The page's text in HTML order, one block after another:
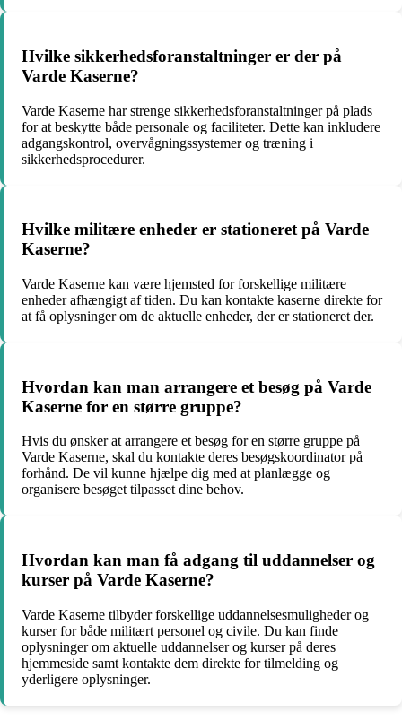
Hvilke sikkerhedsforanstaltninger er der på
Varde Kaserne?
Varde Kaserne har strenge sikkerhedsforanstaltninger på plads
for at beskytte både personale og faciliteter. Dette kan inkludere
adgangskontrol, overvågningssystemer og træning i
sikkerhedsprocedurer.
Hvilke militære enheder er stationeret på Varde
Kaserne?
Varde Kaserne kan være hjemsted for forskellige militære
enheder afhængigt af tiden. Du kan kontakte kaserne direkte for
at få oplysninger om de aktuelle enheder, der er stationeret der.
Hvordan kan man arrangere et besøg på Varde
Kaserne for en større gruppe?
Hvis du ønsker at arrangere et besøg for en større gruppe på
Varde Kaserne, skal du kontakte deres besøgskoordinator på
forhånd. De vil kunne hjælpe dig med at planlægge og
organisere besøget tilpasset dine behov.
Hvordan kan man få adgang til uddannelser og
kurser på Varde Kaserne?
Varde Kaserne tilbyder forskellige uddannelsesmuligheder og
kurser for både militært personel og civile. Du kan finde
oplysninger om aktuelle uddannelser og kurser på deres
hjemmeside samt kontakte dem direkte for tilmelding og
yderligere oplysninger.